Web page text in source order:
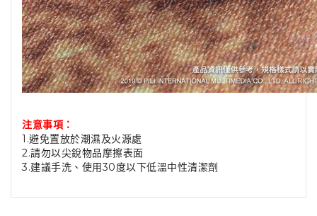
注意事項：
1.避免置放於潮濕及火源處
2.請勿以尖銳物品摩擦表面
3.建議手洗、使用30度以下低溫中性清潔劑